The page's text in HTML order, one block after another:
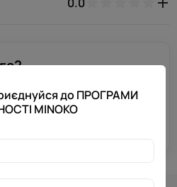
до ПРОГРАМИ
MINOKO